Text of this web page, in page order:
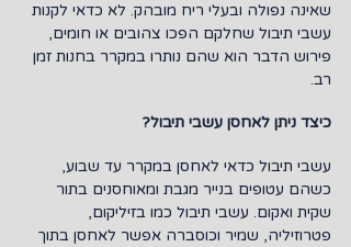
שאינה נפולה ובעלי ריח מובהק. לא כדאי לקנות
עשבי תיבול שחלקם הפכו צהובים או חומים,
פירוש הדבר הוא שהם נותרו במקרר בחנות זמן
רב.
כיצד ניתן לאחסן עשבי תיבול?
עשבי תיבול כדאי לאחסן במקרר עד שבוע,
כשהם עטופים בנייר מגבת ומאוחסנים בתור
שקית ואקום. עשבי תיבול כמו בזיליקום,
פטרוזיליה, שמיר וכוסברה אפשר לאחסן בתוך